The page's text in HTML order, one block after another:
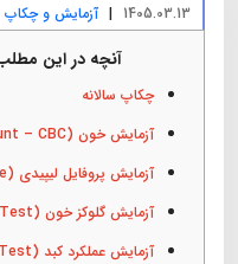
1405.03.13
| آزمایش و چکاپ
آنچه در این
چکاپ‌ سالانه
آزمایش خون (Complete Blood Count – CBC)
آزمایش پروفایل لیپیدی (Lipids Profile)
آزمایش گلوکز خون (Blood Glucose Test)
آزمایش عملکرد کبد (Liver Function Test)